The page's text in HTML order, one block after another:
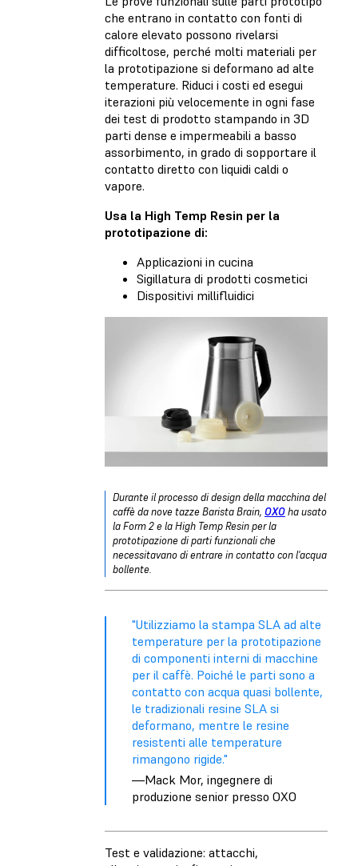
che entrano in contatto con fonti di
calore elevato possono rivelarsi
difficoltose, perché molti materiali per
la prototipazione si deformano ad alte
temperature. Riduci i costi ed esegui
iterazioni più velocemente in ogni fase
dei test di prodotto stampando in 3D
parti dense e impermeabili a basso
assorbimento, in grado di sopportare il
contatto diretto con liquidi caldi o
vapore.
Usa la High Temp Resin per la
prototipazione di:
Applicazioni in cucina
Sigillatura di prodotti cosmetici
Dispositivi millifluidici
Durante il processo di design della macchina del
caffè da nove tazze Barista Brain, OXOha usato
la Form 2 e la High Temp Resin per la
prototipazione di parti funzionali che
necessitavano di entrare in contatto con l'acqua
bollente.
"Utilizziamo la stampa SLA ad alte
temperature per la prototipazione
di componenti interni di macchine
per il caffè. Poiché le parti sono a
contatto con acqua quasi bollente,
le tradizionali resine SLA si
deformano, mentre le resine
resistenti alle temperature
rimangono rigide."
—Mack Mor, ingegnere di
produzione senior presso OXO
Test e validazione: attacchi,